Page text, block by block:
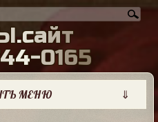
.сайт
44-0165
МЕНЮ ⇓